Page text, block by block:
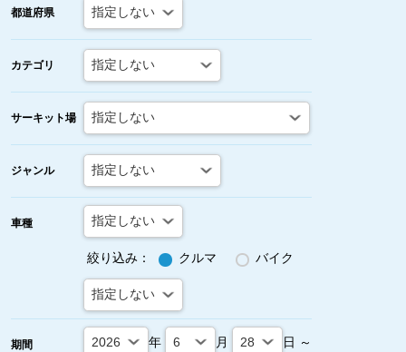
都道府県
カテゴリ
サーキット場
ジャンル
車種
絞り込み： クルマ バイク
期間 年 月 日 ～